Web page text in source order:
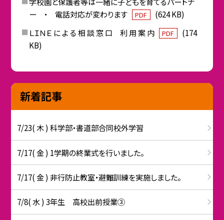
ー ・ 電話対応が変わります
PDF
(624 KB)
ＬＩＮＥ に よ る 相 談 窓 口 利 用 案 内
PDF
(174
KB)
新着記事
7/23( 木 ) 科学部・書道部合同校外学習
7/17( 金 ) 1学期の終業式を行いました。
7/17( 金 ) 非行防止教室・避難訓練を実施しました。
7/8( 水 ) 3年生 高校出前授業③